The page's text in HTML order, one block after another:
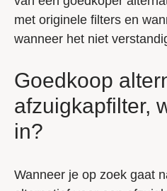
met originele filters en
wanneer het niet
Goedkoop
afzuigkapfilter,
in?
Wanneer je op zoek gaat